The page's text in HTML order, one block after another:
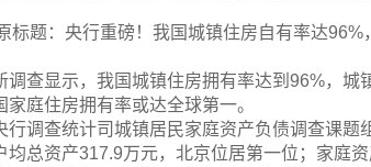
原标题：央行重磅！我国城镇住房自有率达
调查显示，我国城镇住房拥有率达到96%，
家庭住房拥有率或达全球第一。
行调查统计司城镇居民家庭资产负债调查课
均总资产317.9万元，北京位居第一位；家庭